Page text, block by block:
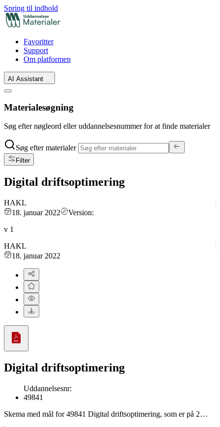
Spring til indhold
Favoritter
Support
Om platformen
AI Assistant
Materialesøgning
Søg efter nøgleord eller uddannelsesnummer for at finde materialer
Søg efter materialer
Filter
Digital driftsoptimering
HAKL
18. januar 2022
Version:
v 1
HAKL
18. januar 2022
Digital driftsoptimering
Uddannelsesnr:
49841
Skema med mål for 49841 Digital driftsoptimering, som er på 2